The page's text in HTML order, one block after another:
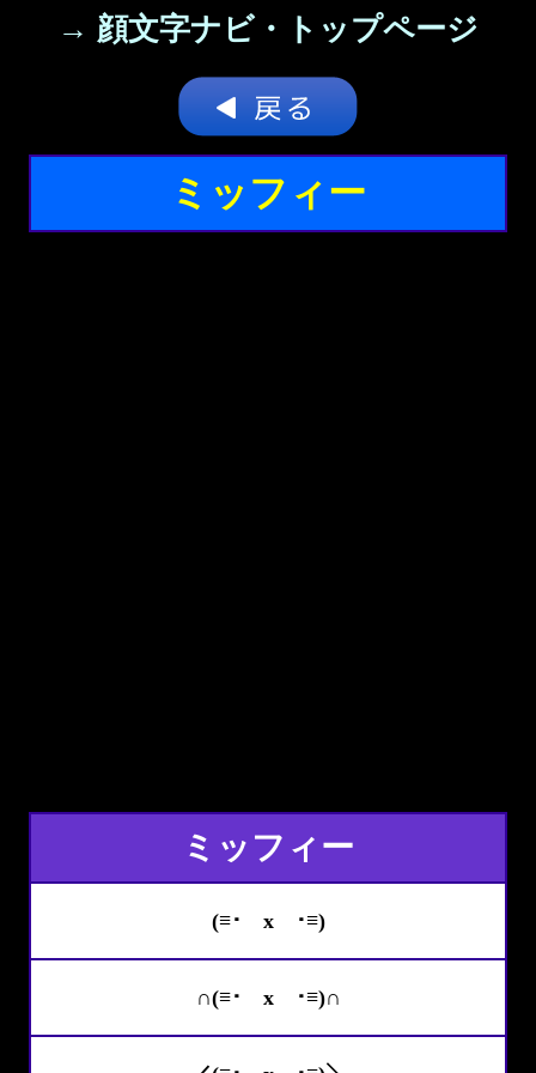
→ 顔文字ナビ・トップページ
ミッフィー
ミッフィー
(≡･ x ･≡)
∩(≡･ x ･≡)∩